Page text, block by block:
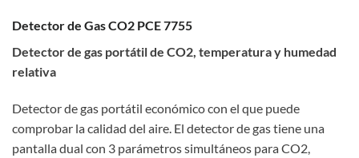
Detector de Gas CO2 PCE 7755
Detector de gas portátil de CO2, temperatura y humedad
relativa
Detector de gas portátil económico con el que puede
comprobar la calidad del aire. El detector de gas tiene una
pantalla dual con 3 parámetros simultáneos para CO2,